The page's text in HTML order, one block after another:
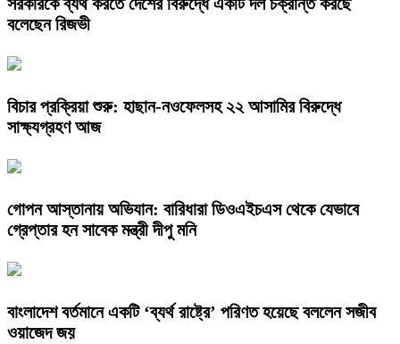
বলেছেন রিজভী
বিচার প্রক্রিয়া শুরু: হাছান-নওফেলসহ ২২ আসামির বিরুদ্ধে
সাক্ষ্যগ্রহণ আজ
গোপন আস্তানায় অভিযান: বারিধারা ডিওএইচএস থেকে যেভাবে
গ্রেপ্তার হন সাবেক মন্ত্রী দীপু মনি
বাংলাদেশ বর্তমানে একটি ‘ব্যর্থ রাষ্ট্রে’ পরিণত হয়েছে বললেন সজীব
ওয়াজেদ জয়